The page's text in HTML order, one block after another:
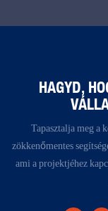
HAGYD,
Tapasztalja meg a
zökkenőmentes
ami a projektjéhez